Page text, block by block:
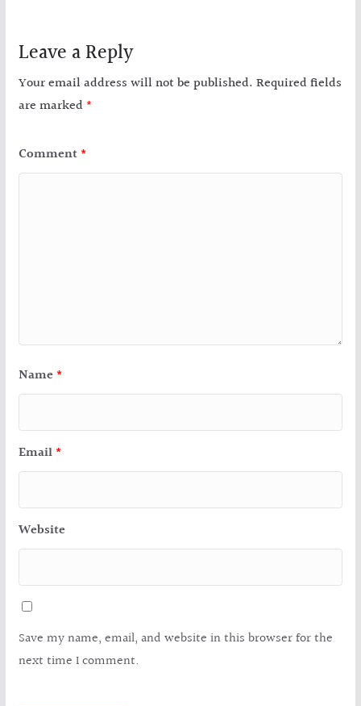
Leave a Reply
Your email address will not be published. Required fields
are marked *
Comment *
Name *
Email *
Website
Save my name, email, and website in this browser for the
next time I comment.